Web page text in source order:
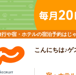
行や宿・ホテルの宿泊予約は
こんにちは♪ゲ